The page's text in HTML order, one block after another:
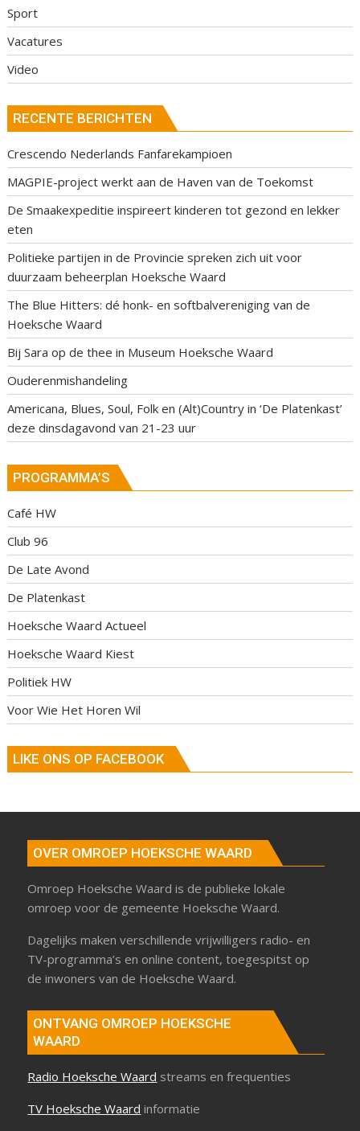
Sport
Vacatures
Video
RECENTE BERICHTEN
Crescendo Nederlands Fanfarekampioen
MAGPIE-project werkt aan de Haven van de Toekomst
De Smaakexpeditie inspireert kinderen tot gezond en lekker
eten
Politieke partijen in de Provincie spreken zich uit voor
duurzaam beheerplan Hoeksche Waard
The Blue Hitters: dé honk- en softbalvereniging van de
Hoeksche Waard
Bij Sara op de thee in Museum Hoeksche Waard
Ouderenmishandeling
Americana, Blues, Soul, Folk en (Alt)Country in ‘De Platenkast’
deze dinsdagavond van 21-23 uur
PROGRAMMA’S
Café HW
Club 96
De Late Avond
De Platenkast
Hoeksche Waard Actueel
Hoeksche Waard Kiest
Politiek HW
Voor Wie Het Horen Wil
LIKE ONS OP FACEBOOK
OVER OMROEP HOEKSCHE WAARD
Omroep Hoeksche Waard is de publieke lokale
omroep voor de gemeente Hoeksche Waard.
Dagelijks maken verschillende vrijwilligers radio- en
TV-programma’s en online content, toegespitst op
de inwoners van de Hoeksche Waard.
ONTVANG OMROEP HOEKSCHE
WAARD
Radio Hoeksche Waard streams en frequenties
TV Hoeksche Waard informatie